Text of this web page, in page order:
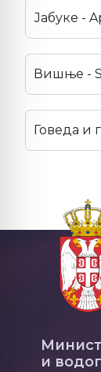
Јабуке -
Вишње -
Говеда и
и